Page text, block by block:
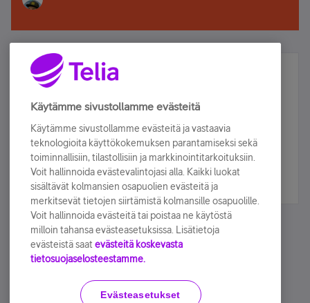
Älä jää paitsi – osallistu ja voita!
Tilaa Telian uutiskirje ja olet mukana arvonnassa.
sähköpostiisi.
Tilaa nyt
Käyttöehdot Accessibility statement
Käytämme sivustollamme evästeitä
Käytämme sivustollamme evästeitä ja vastaavia
teknologioita käyttökokemuksen parantamiseksi sekä
toiminnallisiin, tilastollisiin ja markkinointitarkoituksiin.
Voit hallinnoida evästevalintojasi alla. Kaikki luokat
sisältävät kolmansien osapuolien evästeitä ja
merkitsevät tietojen siirtämistä kolmansille osapuolille.
Voit hallinnoida evästeitä tai poistaa ne käytöstä
milloin tahansa evästeasetuksissa. Lisätietoja
evästeistä saat evästeitä koskevasta
tietosuojaselosteestamme.
Evästeasetukset